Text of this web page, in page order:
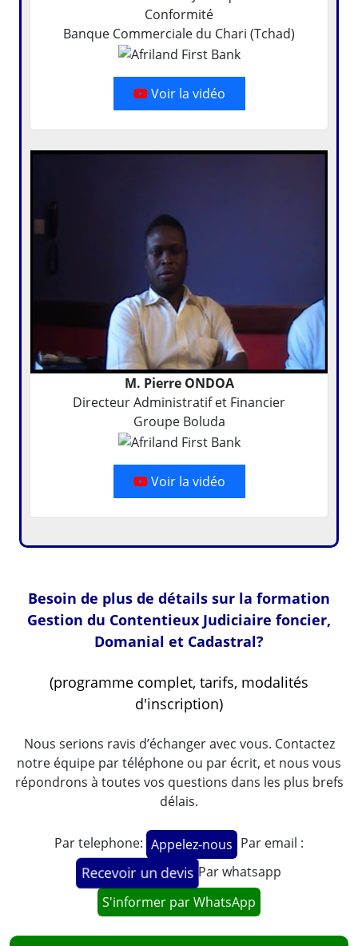
Conformité
Banque Commerciale du Chari (Tchad)
Voir la vidéo
M. Pierre ONDOA
Directeur Administratif et Financier
Groupe Boluda
Voir la vidéo
Besoin de plus de détails sur la formation
Gestion du Contentieux Judiciaire foncier,
Domanial et Cadastral?
(programme complet, tarifs, modalités
d'inscription)
Nous serions ravis d’échanger avec vous. Contactez
notre équipe par téléphone ou par écrit, et nous vous
répondrons à toutes vos questions dans les plus brefs
délais.
Par telephone: Appelez-nous Par email :
Recevoir un devis Par whatsapp
S'informer par WhatsApp